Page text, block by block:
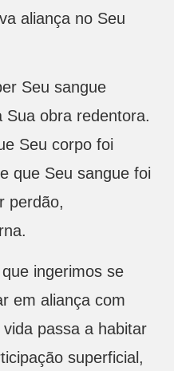
aliança no Seu
Seu sangue
Sua obra redentora.
Seu corpo foi
que Seu sangue foi
perdão,
ingerimos se
em aliança com
passa a habitar
superficial,